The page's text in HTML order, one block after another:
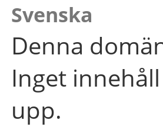
Svenska
Denna
Inget
upp.